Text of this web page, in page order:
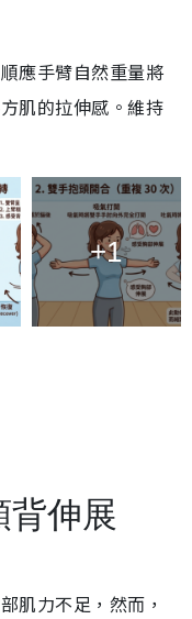
應手臂自然重量將
肌的拉伸感。維持
+1
背伸展
肌力不足，然而，